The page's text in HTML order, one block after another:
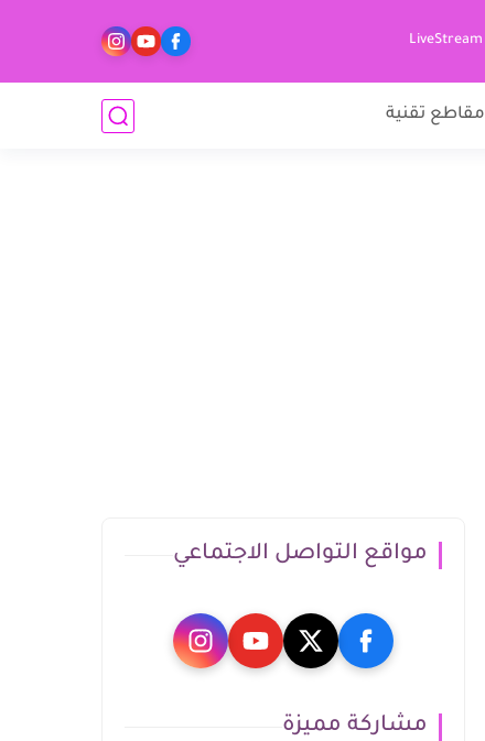
LiveStream
مقاطع تقنية
مواقع التواصل الاجتماعي
مشاركة مميزة